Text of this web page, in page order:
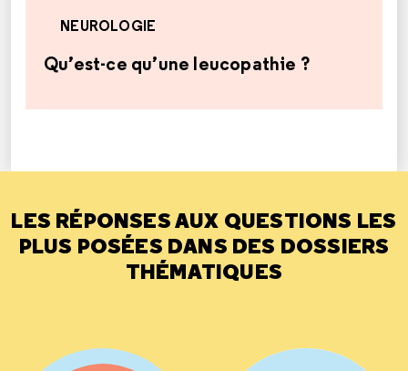
NEUROLOGIE
Qu’est-ce qu’une leucopathie ?
LES RÉPONSES AUX QUESTIONS LES
PLUS POSÉES DANS DES DOSSIERS
THÉMATIQUES